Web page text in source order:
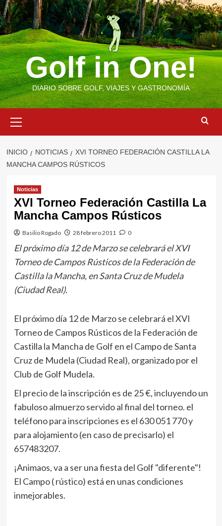
Saltar
al
contenido
Golf in One!
DIARIO SOBRE GOLF, VIAJES Y GASTRONOMÍA
primario
INICIO NOTICIAS
XVI TORNEO FEDERACIÓN CASTILLA LA
MANCHA CAMPOS RÚSTICOS
Noticias
XVI Torneo Federación Castilla La
Mancha Campos Rústicos
Basilio Rogado 28 febrero 2011 0
El próximo día 12 de Marzo se celebrará el XVI
Torneo de Campos Rústicos de la Federación de
Castilla la Mancha, en Santa Cruz de Mudela
(Ciudad Real).
El próximo día 12 de Marzo se celebrará el XVI
Torneo de Campos Rústicos de la Federación de
Castilla la Mancha de Golf en el Campo de Santa
Cruz de Mudela (Ciudad Real), organizado por el
Club de Golf Mudela.
El precio de la inscripción es de 25 €, incluyendo un
fabuloso almuerzo servido al final del torneo. el
teléfono para inscripciones es el 630 051 770 y
para alojamiento (en caso de precisarlo) el
657483207.
¡Animaos, va a ser una fiesta del Golf "diferente"!
El Campo ( rústico) está en unas condiciones
inmejorables.